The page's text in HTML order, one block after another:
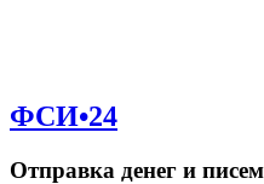
ФСИ•24
Отправка денег и